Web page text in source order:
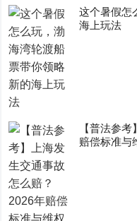
这个暑假怎
海上玩法
【普法参
赔偿标准与